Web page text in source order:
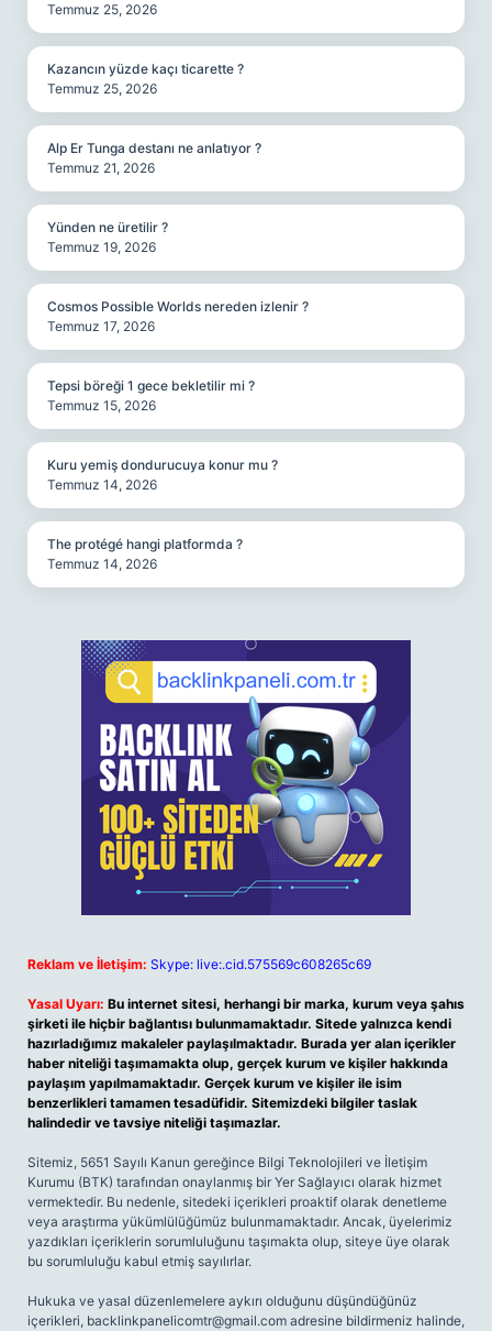
Temmuz 25, 2026
Kazancın yüzde kaçı ticarette ?
Temmuz 25, 2026
Alp Er Tunga destanı ne anlatıyor ?
Temmuz 21, 2026
Yünden ne üretilir ?
Temmuz 19, 2026
Cosmos Possible Worlds nereden izlenir ?
Temmuz 17, 2026
Tepsi böreği 1 gece bekletilir mi ?
Temmuz 15, 2026
Kuru yemiş dondurucuya konur mu ?
Temmuz 14, 2026
The protégé hangi platformda ?
Temmuz 14, 2026
Reklam ve İletişim: Skype: live:.cid.575569c608265c69
Yasal Uyarı: Bu internet sitesi, herhangi bir marka, kurum veya şahıs
şirketi ile hiçbir bağlantısı bulunmamaktadır. Sitede yalnızca kendi
hazırladığımız makaleler paylaşılmaktadır. Burada yer alan içerikler
haber niteliği taşımamakta olup, gerçek kurum ve kişiler hakkında
paylaşım yapılmamaktadır. Gerçek kurum ve kişiler ile isim
benzerlikleri tamamen tesadüfidir. Sitemizdeki bilgiler taslak
halindedir ve tavsiye niteliği taşımazlar.
Sitemiz, 5651 Sayılı Kanun gereğince Bilgi Teknolojileri ve İletişim
Kurumu (BTK) tarafından onaylanmış bir Yer Sağlayıcı olarak hizmet
vermektedir. Bu nedenle, sitedeki içerikleri proaktif olarak denetleme
veya araştırma yükümlülüğümüz bulunmamaktadır. Ancak, üyelerimiz
yazdıkları içeriklerin sorumluluğunu taşımakta olup, siteye üye olarak
bu sorumluluğu kabul etmiş sayılırlar.
Hukuka ve yasal düzenlemelere aykırı olduğunu düşündüğünüz
içerikleri, backlinkpanelicomtr@gmail.com adresine bildirmeniz halinde,